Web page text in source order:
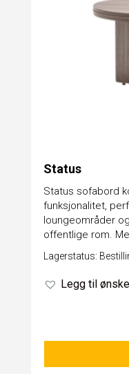
Status
Status sofabord
funksjonalitet,
loungeområder
offentlige rom.
Lagerstatus:
Legg til